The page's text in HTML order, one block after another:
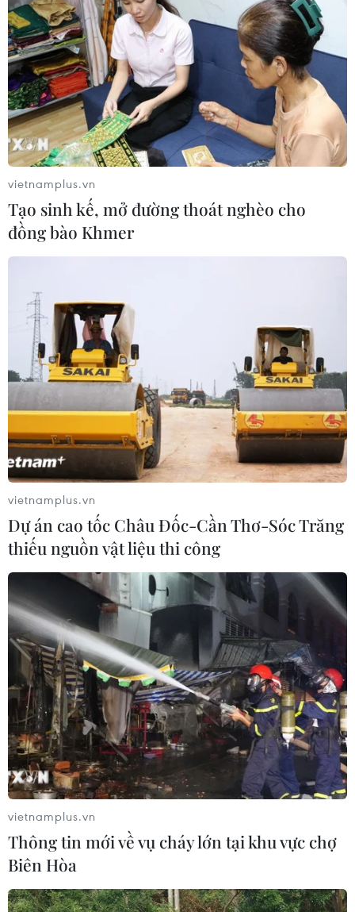
TIN CÙNG CHUYÊN MỤC
Ngày An ninh mạng Việt Nam: Kiến
tạo không gian mạng an toàn, nhân
văn
Thủ tướng Lê Minh Hưng
phát động hưởng ứng ngày An ninh
mạng Việt Nam
06/08/2026 02:39
Thủ tướng: Bảo đảm an ninh mạng
phải gắn kết giữa bảo vệ hệ thống và
con người
06/08/2026 02:30
Công nghệ Robot Da Vinci
nâng cao năng lực phẫu thuật
chuyên sâu tại Bệnh viện K
vietnamplus.vn
Tạo sinh kế, mở đường thoát nghèo cho
đồng bào Khmer
vietnamplus.vn
Dự án cao tốc Châu Đốc-Cần Thơ-Sóc Trăng
thiếu nguồn vật liệu thi công
vietnamplus.vn
Thông tin mới về vụ cháy lớn tại khu vực chợ
Biên Hòa